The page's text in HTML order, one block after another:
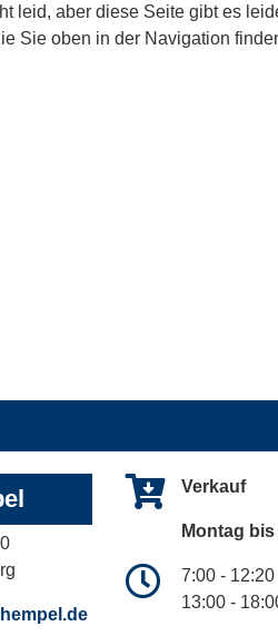
leid, aber diese Seite gibt es
Sie oben in der Navigation
Verkauf
Montag
7:00 -
13:00 -